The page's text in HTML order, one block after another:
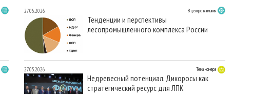
27.05.2026 В центре внимания
Тенденции и перспективы
лесопромышленного комплекса России
27.05.2026 Тема номера
Недревесный потенциал. Дикоросы как
стратегический ресурс для ЛПК